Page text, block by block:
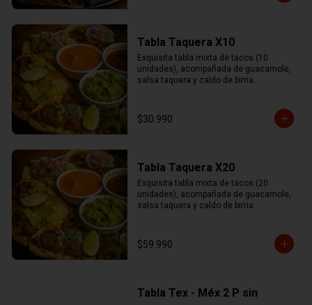
Tabla Taquera X10
Exquisita tabla mixta de tacos (10
unidades), acompañada de guacamole,
salsa taquera y caldo de birria.
$30.990
Tabla Taquera X20
Exquisita tabla mixta de tacos (20
unidades), acompañada de guacamole,
salsa taquera y caldo de birria
$59.990
Tabla Tex - Méx 2 P sin